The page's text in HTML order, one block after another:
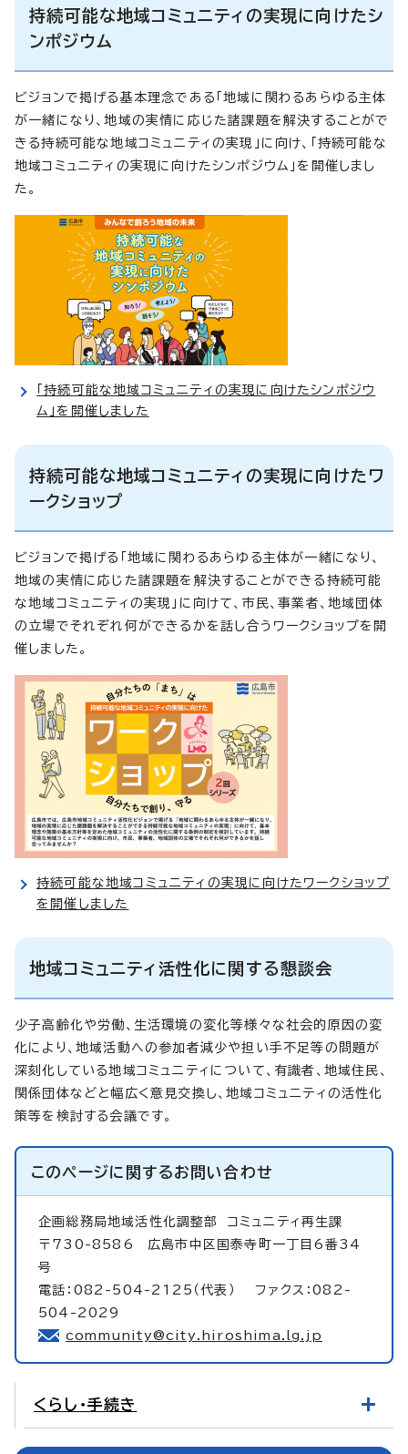
持続可能な地域コミュニティの実現に向けたシ
ンポジウム
ビジョンで掲げる基本理念である「地域に関わるあらゆる主体
が一緒になり、地域の実情に応じた諸課題を解決することがで
きる持続可能な地域コミュニティの実現」に向け、「持続可能な
地域コミュニティの実現に向けたシンポジウム」を開催しまし
た。
「持続可能な地域コミュニティの実現に向けたシンポジウ
ム」を開催しました
持続可能な地域コミュニティの実現に向けたワ
ークショップ
ビジョンで掲げる「地域に関わるあらゆる主体が一緒になり、
地域の実情に応じた諸課題を解決することができる持続可能
な地域コミュニティの実現」に向けて、市民、事業者、地域団体
の立場でそれぞれ何ができるかを話し合うワークショップを開
催しました。
持続可能な地域コミュニティの実現に向けたワークショップ
を開催しました
地域コミュニティ活性化に関する懇談会
少子高齢化や労働、生活環境の変化等様々な社会的原因の変
化により、地域活動への参加者減少や担い手不足等の問題が
深刻化している地域コミュニティについて、有識者、地域住民、
関係団体などと幅広く意見交換し、地域コミュニティの活性化
策等を検討する会議です。
このページに関するお問い合わせ
企画総務局地域活性化調整部 コミュニティ再生課
〒730-8586 広島市中区国泰寺町一丁目6番34
号
電話：082-504-2125（代表） ファクス：082-
504-2029
community@city.hiroshima.lg.jp
くらし・手続き